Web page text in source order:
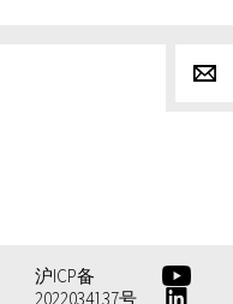
g
沪ICP备
2022034137号
e
d